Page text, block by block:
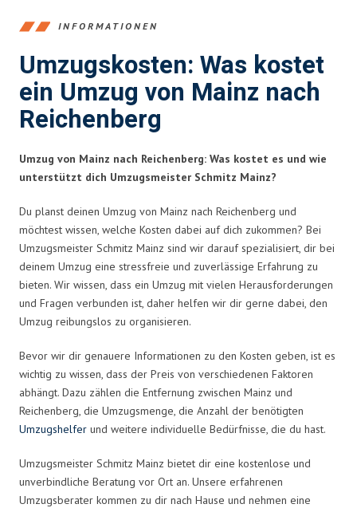
INFORMATIONEN
Umzugskosten: Was kostet
ein Umzug von Mainz nach
Reichenberg
Umzug von Mainz nach Reichenberg: Was kostet es und wie
unterstützt dich Umzugsmeister Schmitz Mainz?
Du planst deinen Umzug von Mainz nach Reichenberg und
möchtest wissen, welche Kosten dabei auf dich zukommen? Bei
Umzugsmeister Schmitz Mainz sind wir darauf spezialisiert, dir bei
deinem Umzug eine stressfreie und zuverlässige Erfahrung zu
bieten. Wir wissen, dass ein Umzug mit vielen Herausforderungen
und Fragen verbunden ist, daher helfen wir dir gerne dabei, den
Umzug reibungslos zu organisieren.
Bevor wir dir genauere Informationen zu den Kosten geben, ist es
wichtig zu wissen, dass der Preis von verschiedenen Faktoren
abhängt. Dazu zählen die Entfernung zwischen Mainz und
Reichenberg, die Umzugsmenge, die Anzahl der benötigten
Umzugshelfer und weitere individuelle Bedürfnisse, die du hast.
Umzugsmeister Schmitz Mainz bietet dir eine kostenlose und
unverbindliche Beratung vor Ort an. Unsere erfahrenen
Umzugsberater kommen zu dir nach Hause und nehmen eine